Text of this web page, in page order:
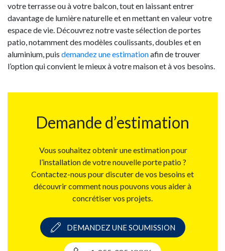
votre terrasse ou à votre balcon, tout en laissant entrer
davantage de lumière naturelle et en mettant en valeur votre
espace de vie. Découvrez notre vaste sélection de portes
patio, notamment des modèles coulissants, doubles et en
aluminium, puis demandez une estimationafin de trouver
l’option qui convient le mieux à votre maison et à vos besoins.
Demande d’estimation
Vous souhaitez obtenir une estimation pour
l’installation de votre nouvelle porte patio ?
Contactez-nous pour discuter de vos besoins et
découvrir comment nous pouvons vous aider à
concrétiser vos projets.
DEMANDEZ UNE SOUMISSION